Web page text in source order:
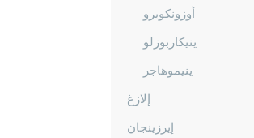
أوزونكوبرو
ينيكاربوزلو
ينيموهاجر
إلازغ
إيرزينجان